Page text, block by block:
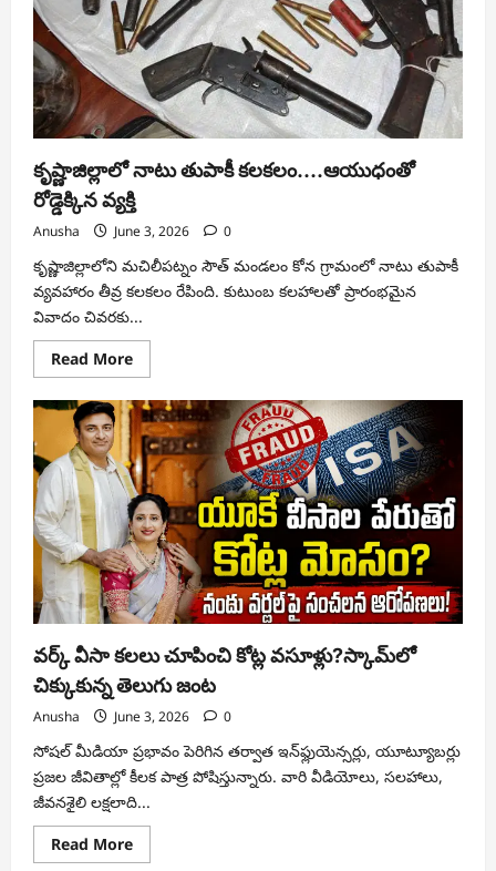
కృష్ణాజిల్లాలో నాటు తుపాకీ కలకలం….ఆయుధంతో
రోడ్డెక్కిన వ్యక్తి
Anusha June 3, 2026 0
కృష్ణాజిల్లాలోని మచిలీపట్నం సౌత్ మండలం కోన గ్రామంలో నాటు తుపాకీ
వ్యవహారం తీవ్ర కలకలం రేపింది. కుటుంబ కలహాలతో ప్రారంభమైన
వివాదం చివరకు...
Read MoreRead
more
కృష్ణాజిల్లాలో
నాటు
తుపాకీ
కలకలం….ఆయుధంతో
రోడ్డెక్కిన
వ్యక్తి
వర్క్ వీసా కలలు చూపించి కోట్ల వసూళ్లు?స్కామ్‌లో
చిక్కుకున్న తెలుగు జంట
Anusha June 3, 2026 0
సోషల్ మీడియా ప్రభావం పెరిగిన తర్వాత ఇన్‌ఫ్లుయెన్సర్లు, యూట్యూబర్లు
ప్రజల జీవితాల్లో కీలక పాత్ర పోషిస్తున్నారు. వారి వీడియోలు, సలహాలు,
జీవనశైలి లక్షలాది...
Read MoreRead
more